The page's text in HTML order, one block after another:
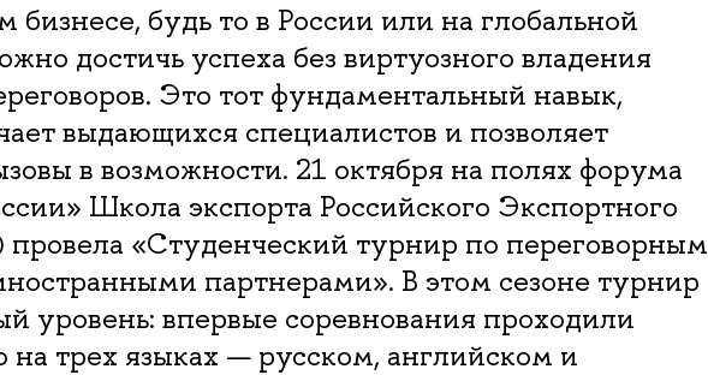
бизнесе, будь то в России или на глобальной
достичь успеха без виртуозного владения
Это тот фундаментальный навык,
выдающихся специалистов и позволяет
в возможности. 21 октября на полях форума
Школа экспорта Российского Экспортного
«Студенческий турнир по переговорным
партнерами». В этом сезоне турнир
уровень: впервые соревнования проходили
на трех языках — русском, английском и